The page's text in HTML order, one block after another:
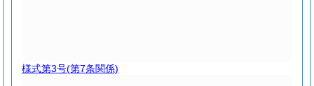
様式第3号(第7条関係)